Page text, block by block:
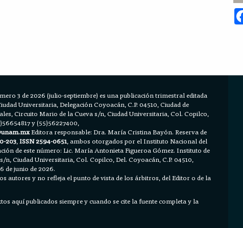
3 de 2026 (julio-septiembre) es una publicación trimestral editada
Universitaria, Delegación Coyoacán, C.P. 04510, Ciudad de
Circuito Mario de la Cueva s/n, Ciudad Universitaria, Col. Copilco,
y (55)56227400,
Editora responsable: Dra. María Cristina Bayón. Reserva de
203,ISSN 2594-0651, ambos otorgados por el Instituto Nacional del
de este número: Lic. María Antonieta Figueroa Gómez. Instituto de
Ciudad Universitaria, Col. Copilco, Del. Coyoacán, C.P. 04510,
de junio de 2026.
autores y no refleja el punto de vista de los árbitros, del Editor o de la
aquí publicados siempre y cuando se cite la fuente completa y la